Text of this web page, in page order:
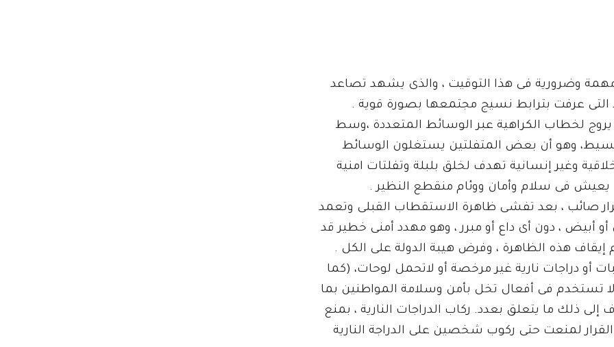
مهمة وضرورية فى هذا التوقيت ، والذى يشهد تصاعد
التى عرفت بترابط نسيج مجتمعها بصورة قوية .
لخطاب الكراهية عبر الوسائط المتعددة ،وسط
وهو أن بعض المتفلتين يستغلون الوسائط
وغير إنسانية تهدف لخلق بلبلة وتفلتات امنية
فى سلام وأمان ووئام منقطع النظير .
صائب ، بعد تفشى ظاهرة الاستقطاب القبلى وتعمد
، دون أى داع أو مبرر ، وهو مهدد أمنى خطير قد
هذه الظاهرة ، وفرض هيبة الدولة على الكل .
أو دراجات نارية غير مرخصة أو لاتحمل لوحات، (كما
تستخدم فى أفعال تخل بأمن وسلامة المواطنين بما
ذلك ما يتعلق بعدد. ركاب الدراجات النارية ، بمنع
لمنعت حتى ركوب شخصين على الدراجة النارية